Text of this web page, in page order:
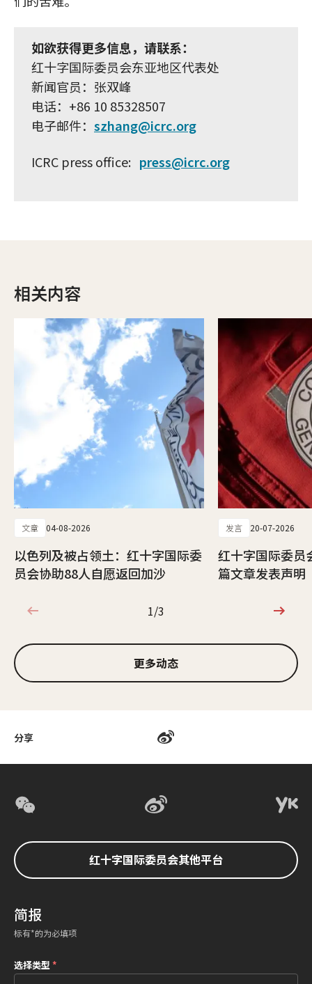
分享
如欲获得更多信息，请联系：
红十字国际委员会东亚地区代表处
新闻官员：张双峰
电话：+86 10 85328507
电子邮件： szhang@icrc.org
ICRC press office: press@icrc.org
相关内容
文章 04-08-2026
以色列及被占领土：红十字国际委
员会协助88人自愿返回加沙
发言 20-07-2026
红十字国际委员
篇文章发表声明
1/3
1/3
更多动态
红十字国际委员会其他平台
简报
标有*的为必填项
选择类型*